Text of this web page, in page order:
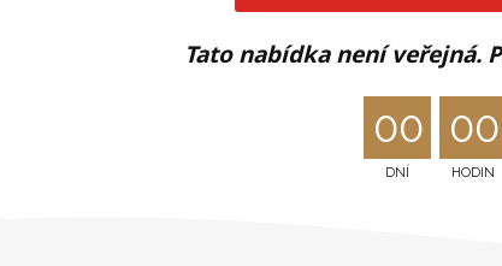
Tato nabídka není veřejná.
00
DNÍ
00
HODIN